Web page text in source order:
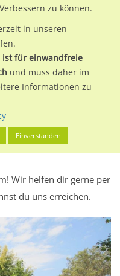
Körner-Str./We.li.im
individuelle und
Leistungswerte. Damit
im Detail über den
sowie
unteren Teil dieser Seite
Wir helfen dir gerne per
du uns erreichen.
zu können.
in unseren
ist für einwandfreie
und muss daher im
Informationen zu
Einverstanden